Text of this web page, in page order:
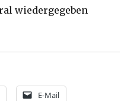
wiedergegeben
heute, Rezension von
E-Mail